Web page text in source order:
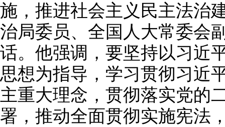
施，推进社会主义民主法治
治局委员、全国人大常委会
话。他强调，要坚持以习近
思想为指导，学习贯彻习近
主重大理念，贯彻落实党的
署，推动全面贯彻实施宪法